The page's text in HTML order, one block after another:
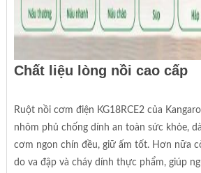
Chất liệu lòng nồi cao cấp
Ruột nồi cơm điện KG18RCE2 của
nhôm phủ chống dính an toàn sức khỏe,
cơm ngon chín đều, giữ ấm tốt. Hơn nữa
do va đập và cháy dính thực phẩm, giúp